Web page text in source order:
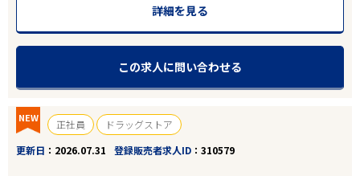
詳細を見る
この求人に問い合わせる
NEW 正社員
ドラッグストア
更新日
2026.07.31 登録販売者求人ID 310579